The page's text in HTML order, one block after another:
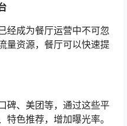
经成为餐厅运营中不可忽
量资源，餐厅可以快速提
碑、美团等，通过这些平
色推荐，增加曝光率。